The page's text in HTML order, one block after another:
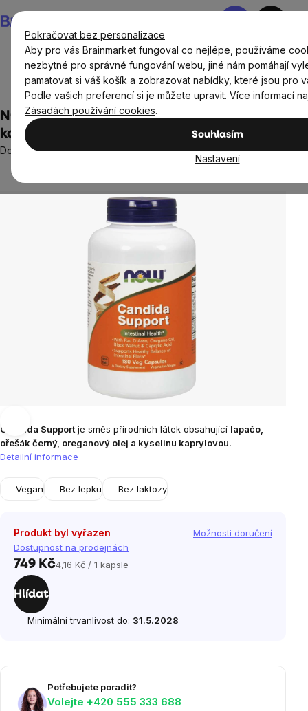
Pokračovat bez personalizace
Aby pro vás Brainmarket fungoval co nejlépe, používáme
nezbytné pro správné fungování webu, jiné nám pomáhají
pamatovat si váš košík a zobrazovat nabídky, které jsou pro
Podle vašich preferencí si je můžete upravit. Více informací
Zásadách používání cookies.
Souhlasím
Nastavení
na
obsah
Nákupní
Cíle Trávení
NOW Candida Support, 180 rostlinných
kapslí
Doplněk stravy
Průměrné
Candida Support je směs přírodních látek obsahující lapačo,
ořešák černý, oreganový olej a kyselinu kaprylovou.
Detailní informace
Vegan Bez lepku Bez laktozy
Produkt byl vyřazen
Dostupnost na prodejnách
Možnosti doručení
749 KčMěrná
4,16 Kč / 1 kapsle
Hlídat
Minimální trvanlivost do: 31.5.2028
Potřebujete poradit?
Volejte ‭+420 555 333 688